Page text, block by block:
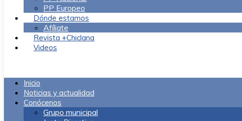
PP Europeo
Dónde estamos
Afíliate
Revista +Chiclana
Videos
Inicio
Noticias y actualidad
Conócenos
Grupo municipal